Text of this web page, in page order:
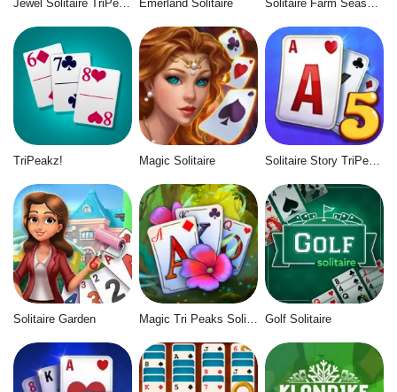
Emerland Solitaire
TriPeakz! Magic Solitaire Solitaire Story TriPeaks 5
Solitaire Garden Golf Solitaire